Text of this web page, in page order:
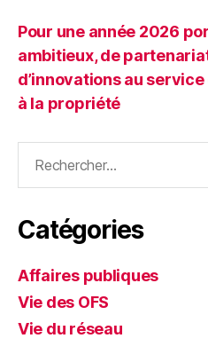
Pour une année 2026
ambitieux, de
d’innovations au
à la propriété
Catégories
Affaires publiques
Vie des OFS
Vie du réseau